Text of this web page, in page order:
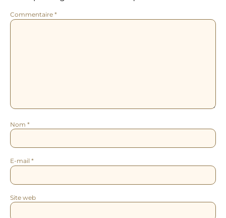
Commentaire *
Nom *
E-mail *
Site web